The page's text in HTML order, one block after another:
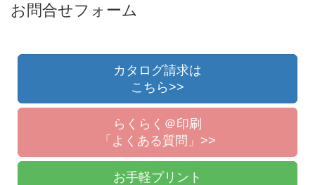
号
で
お問合せフォーム
カタログ請求は
こちら>>
らくらく＠印刷
「よくある質問」>>
お手軽プリント